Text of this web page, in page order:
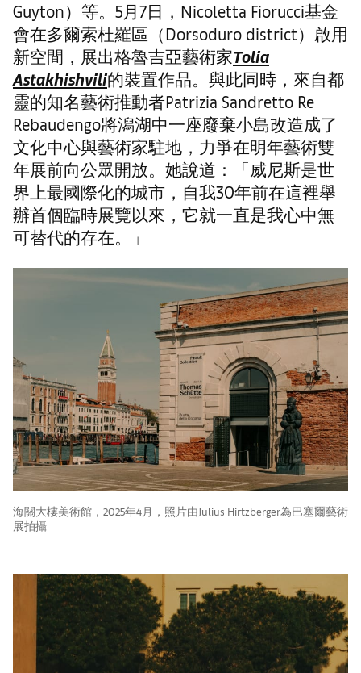
Guyton）等。5月7日，Nicoletta Fiorucci基金
會在多爾索杜羅區（Dorsoduro district）啟用
新空間，展出格魯吉亞藝術家Tolia
Astakhishvili的裝置作品。與此同時，來自都
靈的知名藝術推動者Patrizia Sandretto Re
Rebaudengo將潟湖中一座廢棄小島改造成了
文化中心與藝術家駐地，力爭在明年藝術雙
年展前向公眾開放。她說道：「威尼斯是世
界上最國際化的城市，自我30年前在這裡舉
辦首個臨時展覽以來，它就一直是我心中無
可替代的存在。」
海關大樓美術館，2025年4月，照片由Julius Hirtzberger為巴塞爾藝術
展拍攝